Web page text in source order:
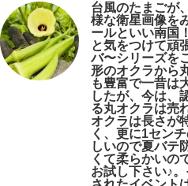
台風のたまごが
様な衛星画像を
ールといい南国
と気をつけて頑
バ〜シリーズを
形のオクラから
も豊富で一昔は
したが、今は、
る丸オクラは売
オクラは長さが
く、更に1セン
しいので夏バテ
くて柔らかいの
お試し下さい♪